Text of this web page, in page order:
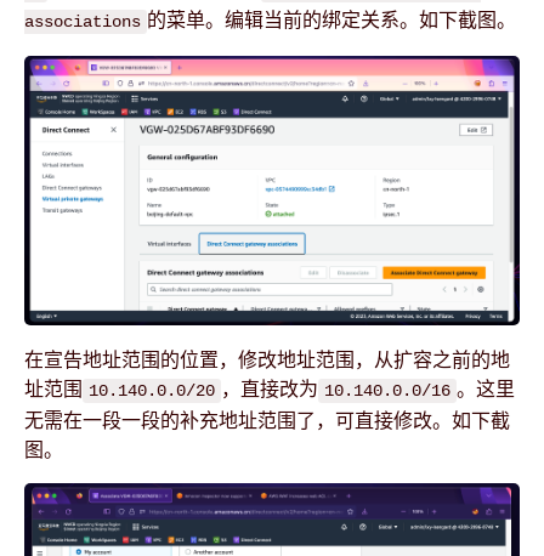
associations 的菜单。编辑当前的绑定关系。如下截图。
在宣告地址范围的位置，修改地址范围，从扩容之前的地
址范围 10.140.0.0/20 ，直接改为 10.140.0.0/16 。这里
无需在一段一段的补充地址范围了，可直接修改。如下截
图。